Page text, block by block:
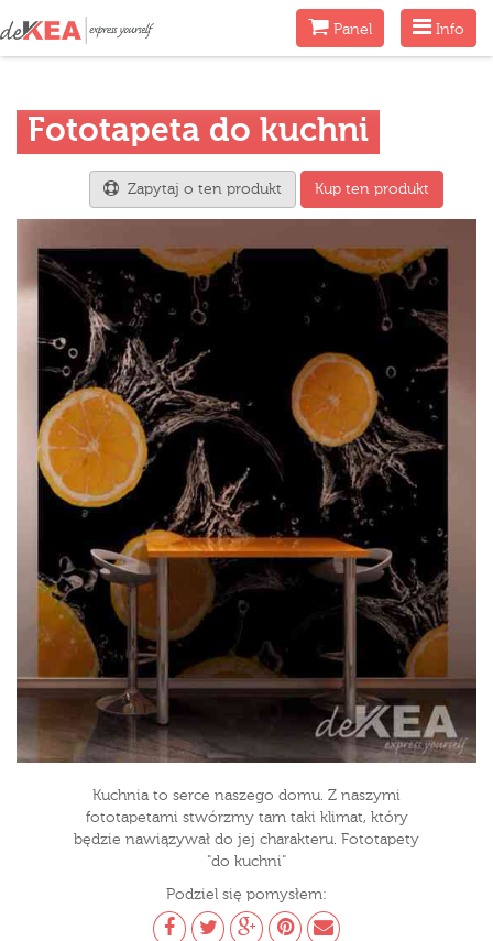
Menu
Info
MenuPanel
Fototapeta do kuchni
Zapytaj o ten produkt Kup ten produkt
Kuchnia to serce naszego domu. Z naszymi
fototapetami stwórzmy tam taki klimat, który
będzie nawiązywał do jej charakteru. Fototapety
"do kuchni"
Podziel się pomysłem: